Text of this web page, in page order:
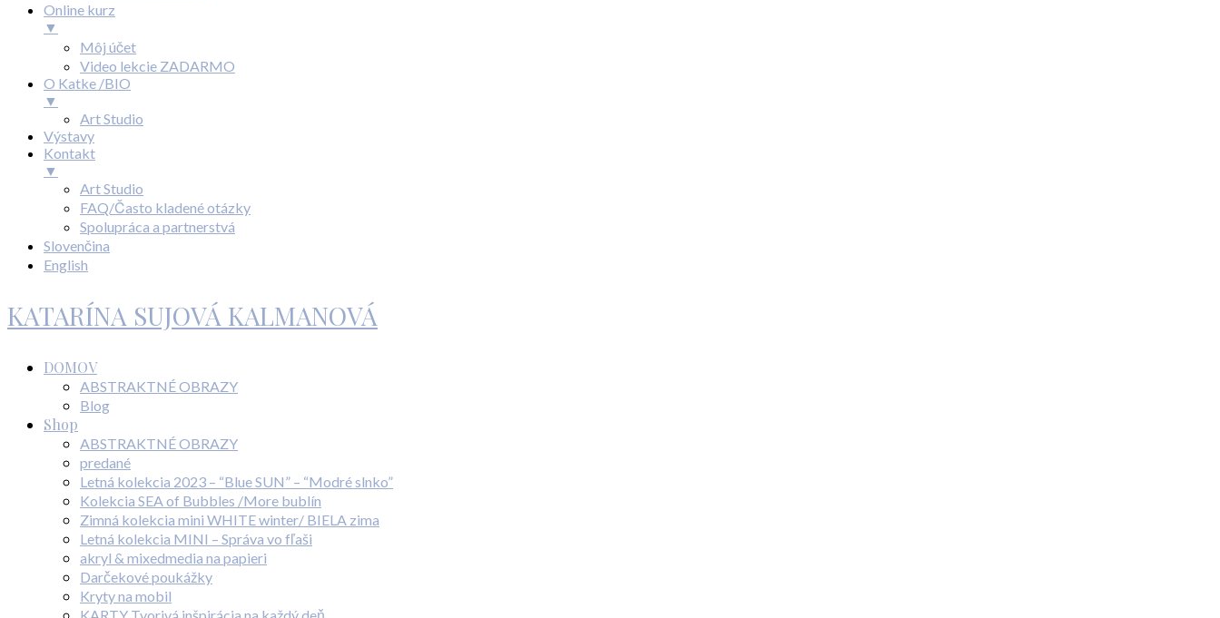
Online kurz
▼
Môj účet
Video lekcie ZADARMO
O Katke /BIO
▼
Art Studio
Výstavy
Kontakt
▼
Art Studio
FAQ/Často kladené otázky
Spolupráca a partnerstvá
Slovenčina
English
KATARÍNA SUJOVÁ KALMANOVÁ
DOMOV
ABSTRAKTNÉ OBRAZY
Blog
Shop
ABSTRAKTNÉ OBRAZY
predané
Letná kolekcia 2023 – “Blue SUN” – “Modré slnko”
Kolekcia SEA of Bubbles /More bublín
Zimná kolekcia mini WHITE winter/ BIELA zima
Letná kolekcia MINI – Správa vo fľaši
akryl & mixedmedia na papieri
Darčekové poukážky
Kryty na mobil